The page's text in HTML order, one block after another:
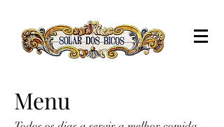
Menu